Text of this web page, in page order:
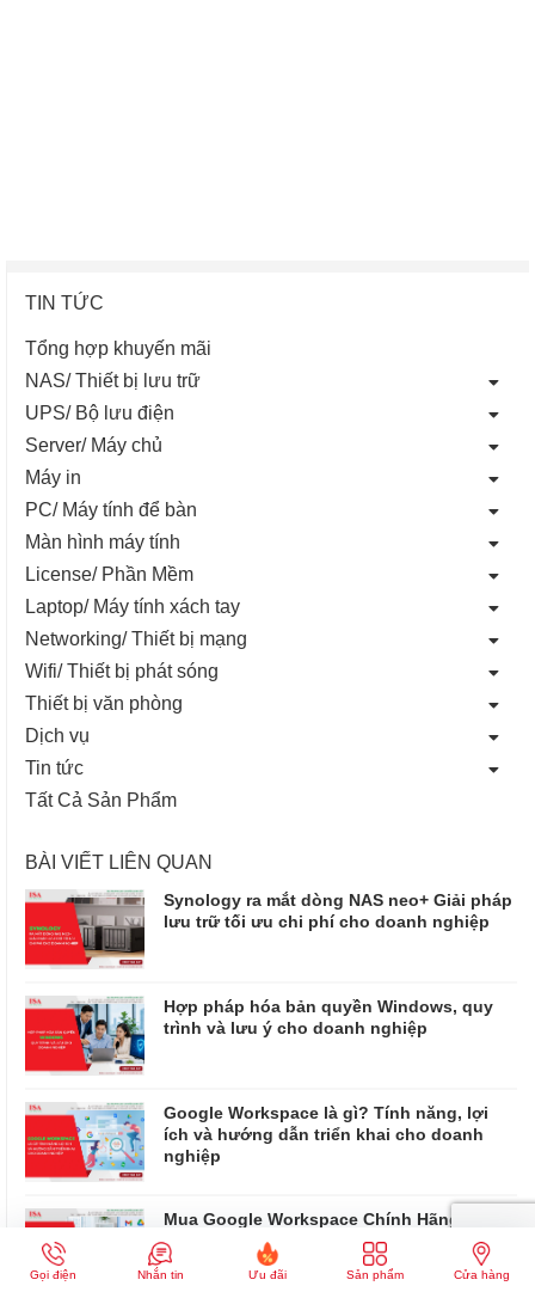
TIN TỨC
Tổng hợp khuyến mãi
NAS/ Thiết bị lưu trữ
UPS/ Bộ lưu điện
Server/ Máy chủ
Máy in
PC/ Máy tính để bàn
Màn hình máy tính
License/ Phần Mềm
Laptop/ Máy tính xách tay
Networking/ Thiết bị mạng
Wifi/ Thiết bị phát sóng
Thiết bị văn phòng
Dịch vụ
Tin tức
Tất Cả Sản Phẩm
BÀI VIẾT LIÊN QUAN
Synology ra mắt dòng NAS neo+ Giải pháp
lưu trữ tối ưu chi phí cho doanh nghiệp
Hợp pháp hóa bản quyền Windows, quy
trình và lưu ý cho doanh nghiệp
Google Workspace là gì? Tính năng, lợi
ích và hướng dẫn triển khai cho doanh
nghiệp
Mua Google Workspace Chính Hãng Cho
Doanh Nghiệp Giá Tốt, Hỗ Trợ Triển Khai
ISA Technology
Gọi điện Nhắn tin Ưu đãi Sản phẩm Cửa hàng